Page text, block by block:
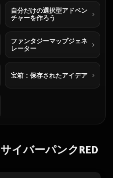
自分だけの選択型アドベン
チャーを作ろう
ファンタジーマップジェネ
レーター
宝箱：保存されたアイデア
イバーパンクRED